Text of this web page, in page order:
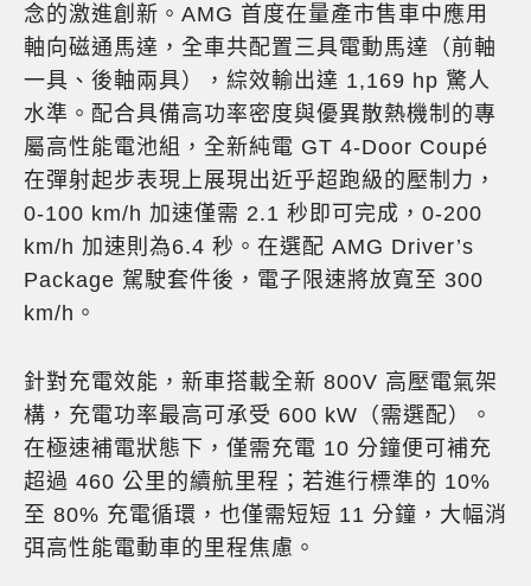
念的激進創新。AMG 首度在量產市售車中應用
軸向磁通馬達，全車共配置三具電動馬達（前軸
一具、後軸兩具），綜效輸出達 1,169 hp 驚人
水準。配合具備高功率密度與優異散熱機制的專
屬高性能電池組，全新純電 GT 4-Door Coupé
在彈射起步表現上展現出近乎超跑級的壓制力，
0-100 km/h 加速僅需 2.1 秒即可完成，0-200
km/h 加速則為6.4 秒。在選配 AMG Driver’s
Package 駕駛套件後，電子限速將放寬至 300
km/h。
針對充電效能，新車搭載全新 800V 高壓電氣架
構，充電功率最高可承受 600 kW（需選配）。
在極速補電狀態下，僅需充電 10 分鐘便可補充
超過 460 公里的續航里程；若進行標準的 10%
至 80% 充電循環，也僅需短短 11 分鐘，大幅消
弭高性能電動車的里程焦慮。